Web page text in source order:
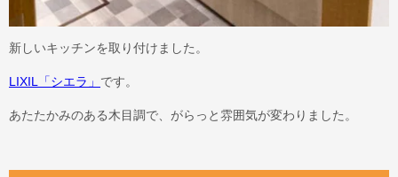
新しいキッチンを取り付けました。
LIXIL「シエラ」 です。
あたたかみのある木目調で、がらっと雰囲気が変わりました。